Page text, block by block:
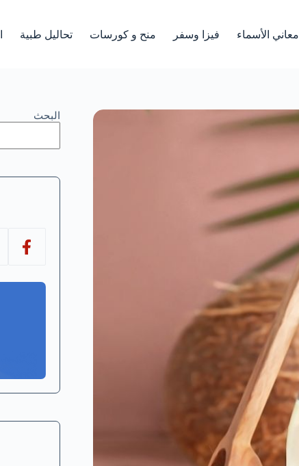
معاني الأسماء فيزا وسفر منح و كورسات تحاليل طبية
البحث